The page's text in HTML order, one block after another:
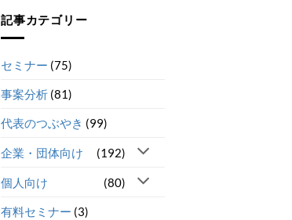
記事カテゴリー
セミナー (75)
事案分析 (81)
代表のつぶやき (99)
企業・団体向け (192)
個人向け (80)
有料セミナー (3)